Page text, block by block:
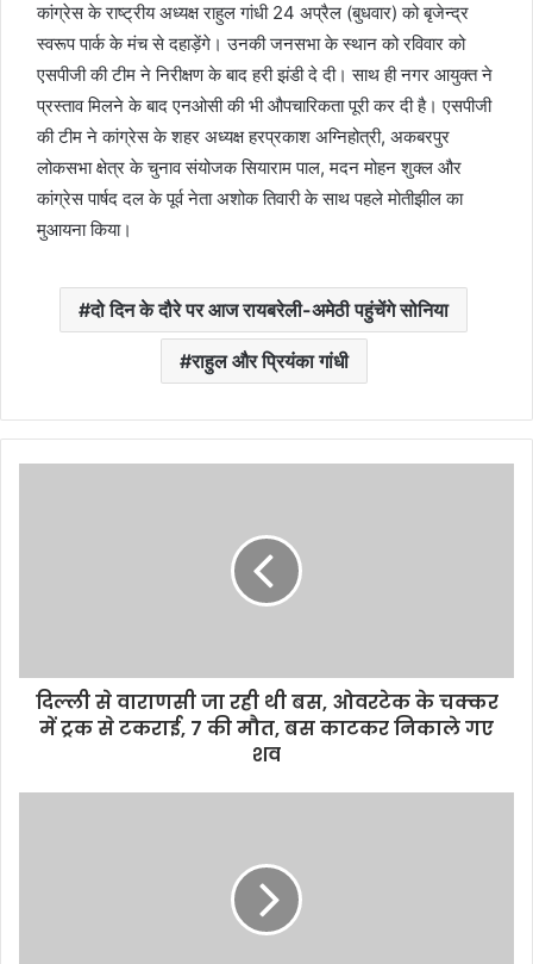
कांग्रेस के राष्ट्रीय अध्यक्ष राहुल गांधी 24 अप्रैल (बुधवार) को बृजेन्द्र
स्वरूप पार्क के मंच से दहाड़ेंगे। उनकी जनसभा के स्थान को रविवार को
एसपीजी की टीम ने निरीक्षण के बाद हरी झंडी दे दी। साथ ही नगर आयुक्त ने
प्रस्ताव मिलने के बाद एनओसी की भी औपचारिकता पूरी कर दी है। एसपीजी
की टीम ने कांग्रेस के शहर अध्यक्ष हरप्रकाश अग्निहोत्री, अकबरपुर
लोकसभा क्षेत्र के चुनाव संयोजक सियाराम पाल, मदन मोहन शुक्ल और
कांग्रेस पार्षद दल के पूर्व नेता अशोक तिवारी के साथ पहले मोतीझील का
मुआयना किया।
दो दिन के दौरे पर आज रायबरेली-अमेठी पहुंचेंगे सोनिया
राहुल और प्रियंका गांधी
दिल्ली से वाराणसी जा रही थी बस, ओवरटेक के चक्कर
में ट्रक से टकराई, 7 की मौत, बस काटकर निकाले गए
शव